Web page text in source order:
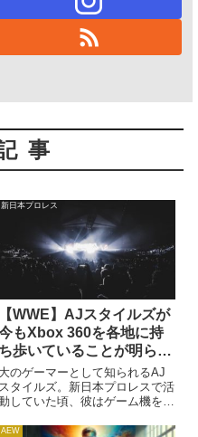
事
新日本プロレス
【WWE】AJスタイルズが
もXbox 360を各地に持
ち歩いていることが明らか
に。彼が今プレイしている
ゲームは何？
大のゲーマーとして知られるAJ
スタイルズ。新日本プロレスで活
していた頃、彼はゲーム機をツ
もゲームができるようにしていま
AEW